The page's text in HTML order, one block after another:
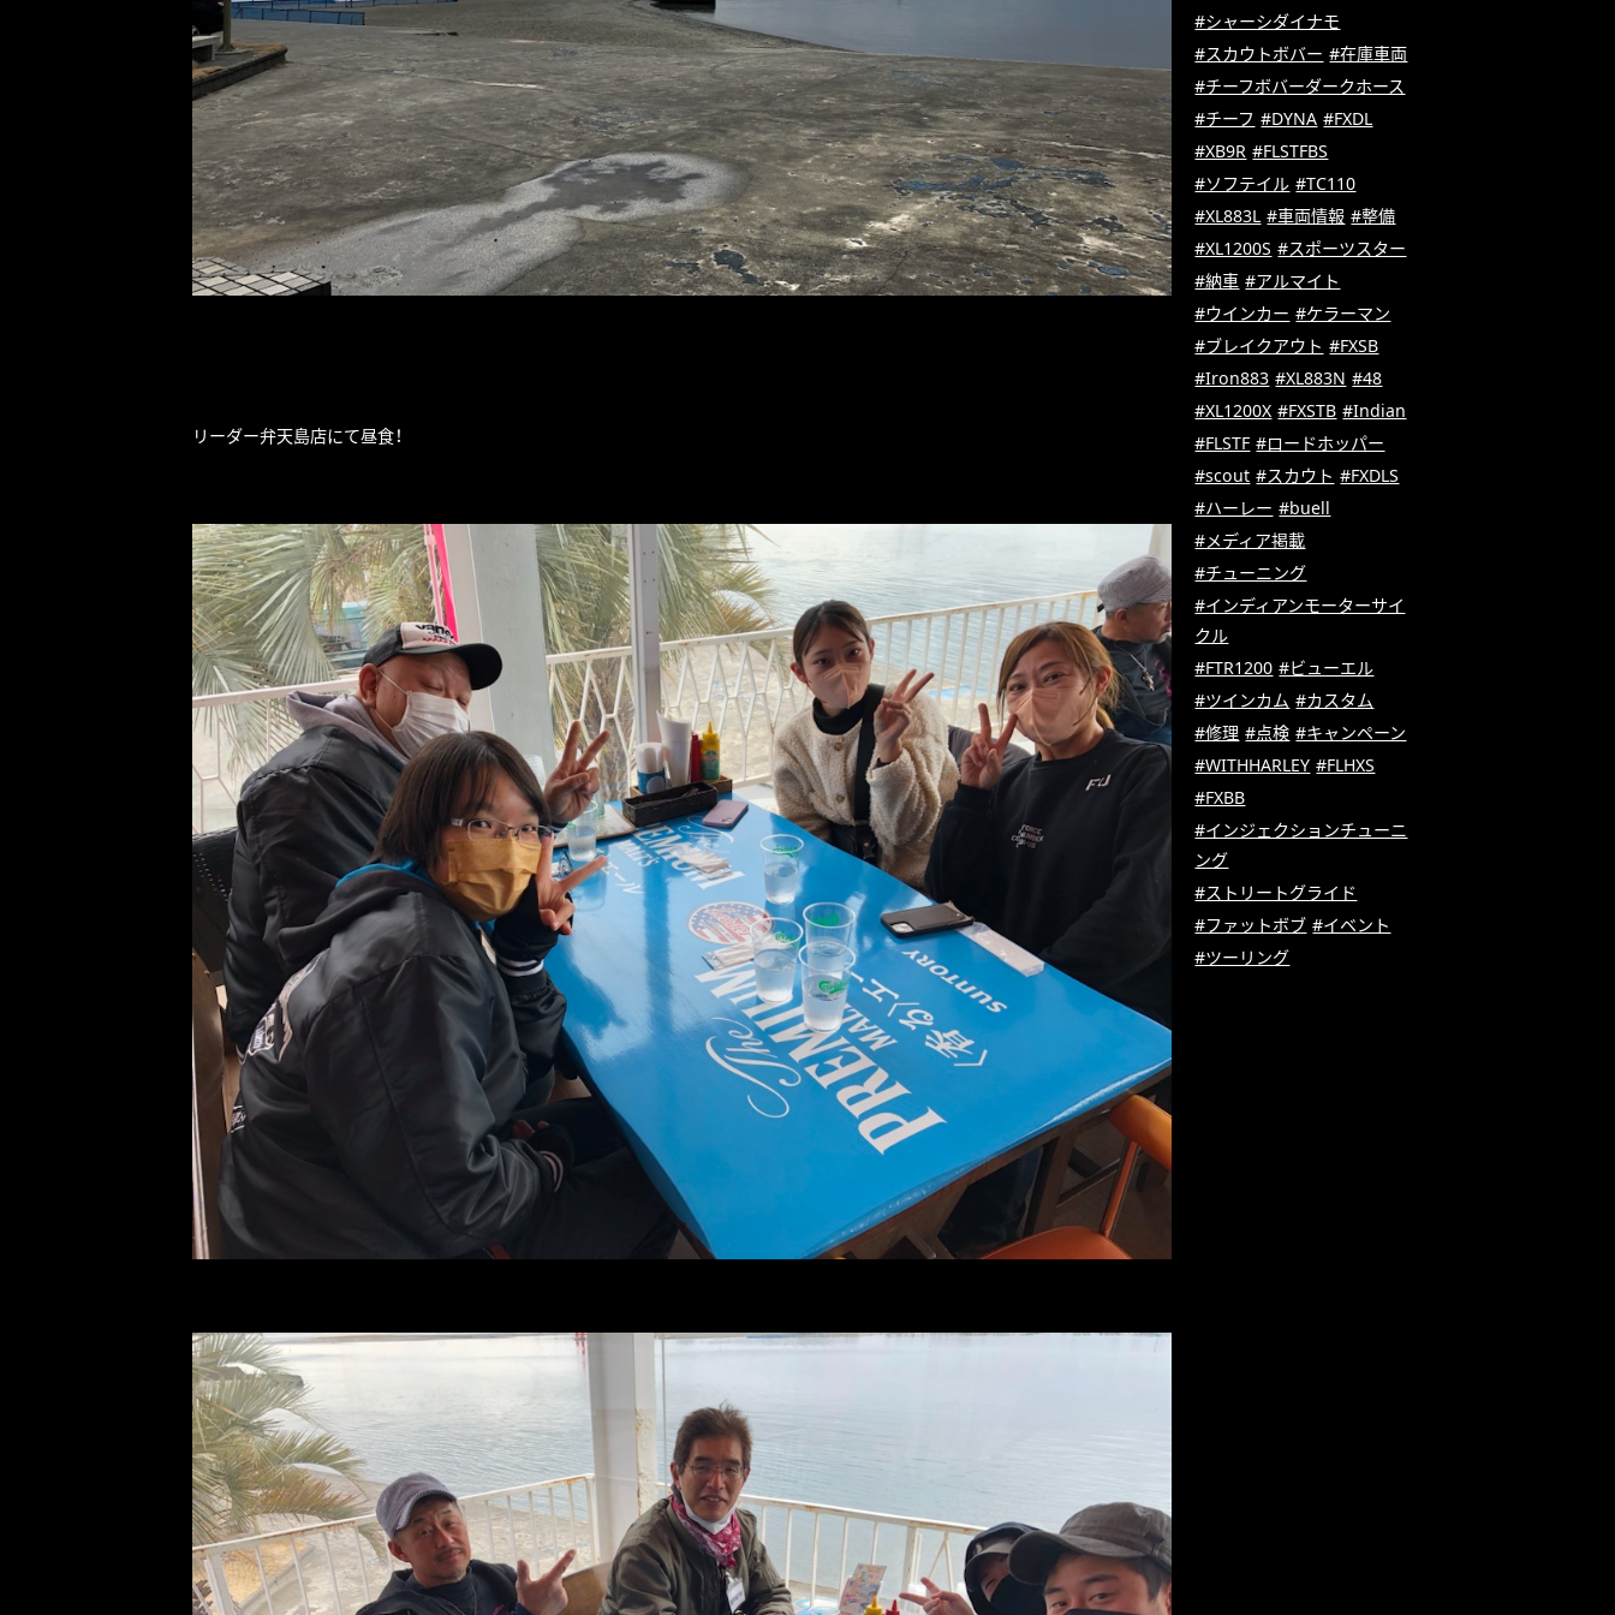
リーダー弁天島店にて昼食！
#シャーシダイナモ
#スカウトボバー #在庫車両
#チーフボバーダークホース
#チーフ #DYNA #FXDL
#XB9R #FLSTFBS
#ソフテイル #TC110
#XL883L #車両情報 #整備
#XL1200S #スポーツスター
#納車 #アルマイト
#ウインカー #ケラーマン
#ブレイクアウト #FXSB
#Iron883 #XL883N #48
#XL1200X #FXSTB #Indian
#FLSTF #ロードホッパー
#scout #スカウト #FXDLS
#ハーレー #buell
#メディア掲載
#チューニング
#インディアンモーターサイ
クル
#FTR1200 #ビューエル
#ツインカム #カスタム
#修理 #点検 #キャンペーン
#WITHHARLEY #FLHXS
#FXBB
#インジェクションチューニ
ング
#ストリートグライド
#ファットボブ #イベント
#ツーリング